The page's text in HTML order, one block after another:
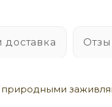
природными